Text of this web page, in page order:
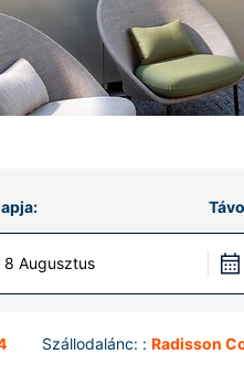
8 Augusztus
Szállodalánc: : Radisson